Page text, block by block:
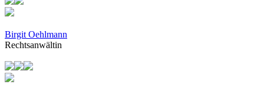
Birgit Oehlmann
Rechtsanwältin